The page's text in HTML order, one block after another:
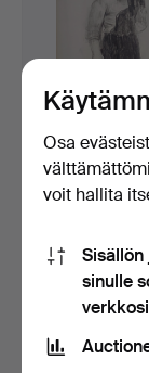
JOAN MARTI. "
del barri de Per…
35 USD
Osa
voit hallita
sinulle